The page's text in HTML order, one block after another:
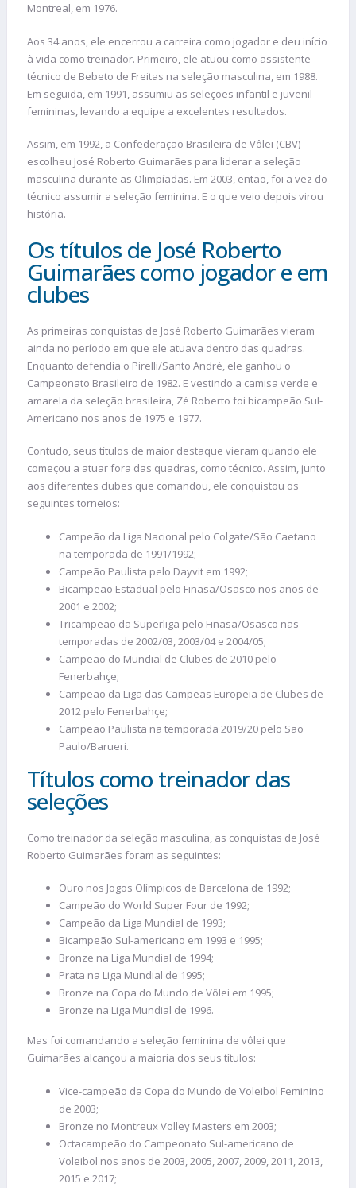
Montreal, em 1976.
Aos 34 anos, ele encerrou a carreira como jogador e deu início
à vida como treinador. Primeiro, ele atuou como assistente
técnico de Bebeto de Freitas na seleção masculina, em 1988.
Em seguida, em 1991, assumiu as seleções infantil e juvenil
femininas, levando a equipe a excelentes resultados.
Assim, em 1992, a Confederação Brasileira de Vôlei (CBV)
escolheu José Roberto Guimarães para liderar a seleção
masculina durante as Olimpíadas. Em 2003, então, foi a vez do
técnico assumir a seleção feminina. E o que veio depois virou
história.
Os títulos de José Roberto
Guimarães como jogador e em
clubes
As primeiras conquistas de José Roberto Guimarães vieram
ainda no período em que ele atuava dentro das quadras.
Enquanto defendia o Pirelli/Santo André, ele ganhou o
Campeonato Brasileiro de 1982. E vestindo a camisa verde e
amarela da seleção brasileira, Zé Roberto foi bicampeão Sul-
Americano nos anos de 1975 e 1977.
Contudo, seus títulos de maior destaque vieram quando ele
começou a atuar fora das quadras, como técnico. Assim, junto
aos diferentes clubes que comandou, ele conquistou os
seguintes torneios:
Campeão da Liga Nacional pelo Colgate/São Caetano
na temporada de 1991/1992;
Campeão Paulista pelo Dayvit em 1992;
Bicampeão Estadual pelo Finasa/Osasco nos anos de
2001 e 2002;
Tricampeão da Superliga pelo Finasa/Osasco nas
temporadas de 2002/03, 2003/04 e 2004/05;
Campeão do Mundial de Clubes de 2010 pelo
Fenerbahçe;
Campeão da Liga das Campeãs Europeia de Clubes de
2012 pelo Fenerbahçe;
Campeão Paulista na temporada 2019/20 pelo São
Paulo/Barueri.
Títulos como treinador das
seleções
Como treinador da seleção masculina, as conquistas de José
Roberto Guimarães foram as seguintes:
Ouro nos Jogos Olímpicos de Barcelona de 1992;
Campeão do World Super Four de 1992;
Campeão da Liga Mundial de 1993;
Bicampeão Sul-americano em 1993 e 1995;
Bronze na Liga Mundial de 1994;
Prata na Liga Mundial de 1995;
Bronze na Copa do Mundo de Vôlei em 1995;
Bronze na Liga Mundial de 1996.
Mas foi comandando a seleção feminina de vôlei que
Guimarães alcançou a maioria dos seus títulos:
Vice-campeão da Copa do Mundo de Voleibol Feminino
de 2003;
Bronze no Montreux Volley Masters em 2003;
Octacampeão do Campeonato Sul-americano de
Voleibol nos anos de 2003, 2005, 2007, 2009, 2011, 2013,
2015 e 2017;